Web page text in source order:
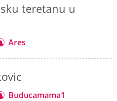
teretanu u
Ares
Buducamama1